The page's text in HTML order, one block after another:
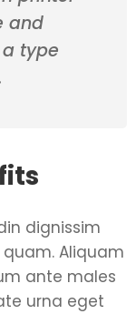
and
type
dignissim
Aliquam
ante males
urna eget